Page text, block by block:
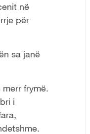
në
për
sa janë
frymë.
i